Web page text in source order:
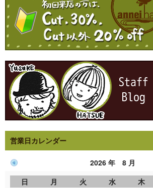
営業日カレンダー
2026 年 8 月
日
月 火 水 木